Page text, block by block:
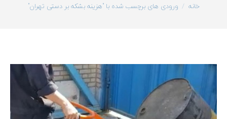
شما اینجا هستید:
خانه ورودی های برچسب شده با "هزینه بشکه بر دستی تهران"